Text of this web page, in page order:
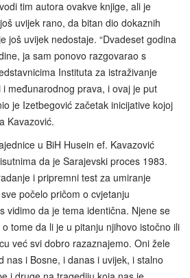
tim autora ovakve knjige, ali je
uvijek rano, da bitan dio dokaznih
još uvijek nedostaje. “Dvadeset godina
ja sam ponovo razgovarao s
Instituta za istraživanje
međunarodnog prava, i ovaj je put
je Izetbegović začetak inicijative kojoj
Kavazović.
u BiH Husein ef. Kavazović
da je Sarajevski proces 1983.
i pripremni test za umiranje
počelo pričom o cvjetanju
vidimo da je tema identična. Njene se
tome da li je u pitanju njihovo istočno ili
već svi dobro razaznajemo. Oni žele
nas i Bosne, i danas i uvijek, i stalno